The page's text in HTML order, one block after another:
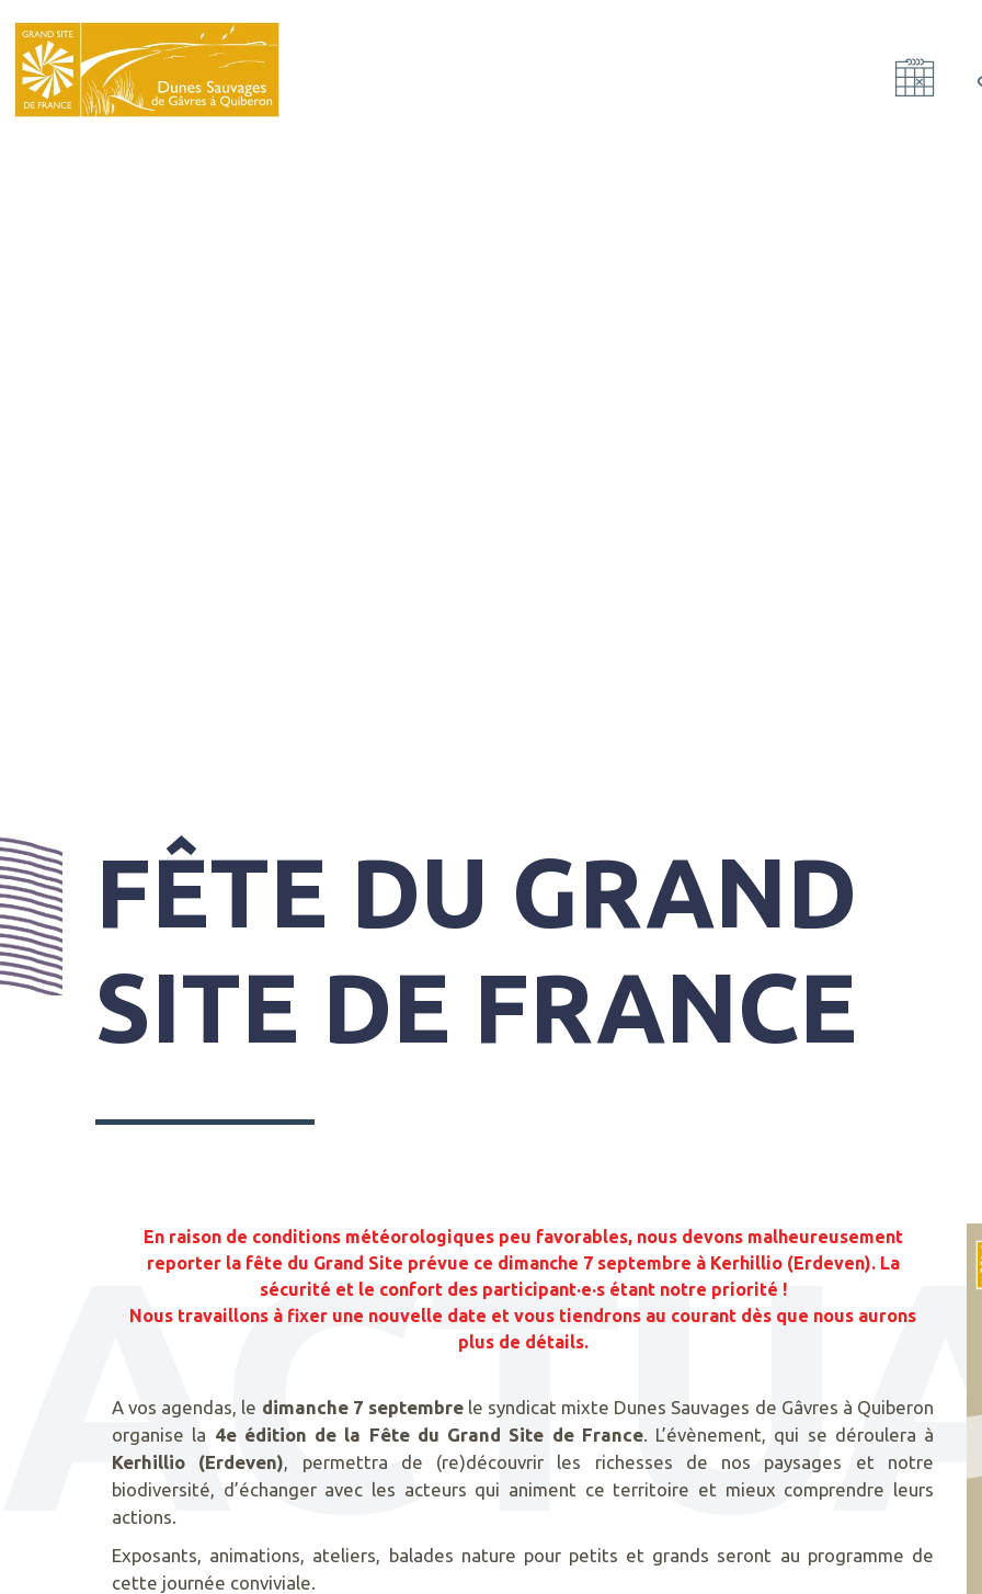
LE
SYNDICAT
MIXTE
FÊTE DU GRAND
SITE DE FRANCE
En raison de conditions météorologiques peu favorables, nous devons malheureusement
reporter la fête du Grand Site prévue ce dimanche 7 septembre à Kerhillio (Erdeven). La
sécurité et le confort des participant·e·s étant notre priorité !
Nous travaillons à fixer une nouvelle date et vous tiendrons au courant dès que nous aurons
plus de détails.
A vos agendas, le dimanche 7 septembrele syndicat mixte Dunes Sauvages de Gâvres à Quiberon
organise la 4e édition de la Fête du Grand Site de France. L’évènement, qui se déroulera à
Kerhillio (Erdeven), permettra de (re)découvrir les richesses de nos paysages et notre
biodiversité, d’échanger avec les acteurs qui animent ce territoire et mieux comprendre leurs
actions.
Exposants, animations, ateliers, balades nature pour petits et grands seront au programme de
cette journée conviviale.